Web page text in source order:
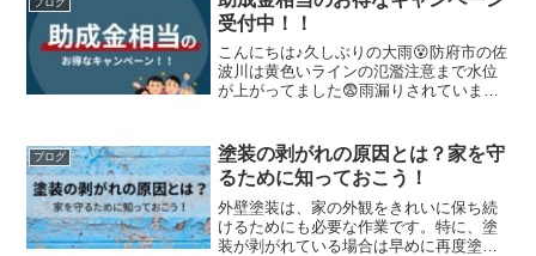
受付中！！
こんにちは♪久しぶりの大雨😵防府市の佐
波川は黄色いラインの氾濫注意まで水位
が上がってました😨雨漏りされていませ
の作業場所が狭い、乾燥機が欲しい、食
洗機が欲しい！です！！...
ブログ
塗装の剥がれの原因とは？家を守
るために知っておこう！
外壁塗装は、家の外観をきれいに保ち続
けるためにも必要な作業です。特に、塗
装が剥がれている場合は早めに再度塗装